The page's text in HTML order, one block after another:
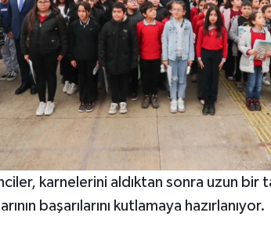
karnelerini aldıktan sonra uzun
başarılarını kutlamaya hazırlanıyor.